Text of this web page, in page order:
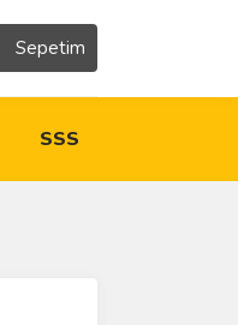
Sepetim
SSS